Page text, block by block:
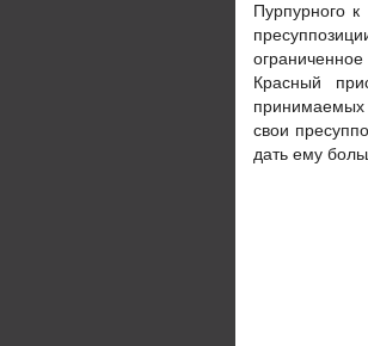
Пурпурного
Красный
принимаемых
свои
дать ему